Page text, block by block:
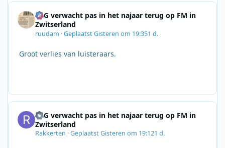
SRG verwacht pas in het najaar terug op FM in
Zwitserland
ruudam ·GeplaatstGisteren om 19:351 d.
Groot verlies van luisteraars.
SRG verwacht pas in het najaar terug op FM in
Zwitserland
Rakkerten ·GeplaatstGisteren om 19:121 d.